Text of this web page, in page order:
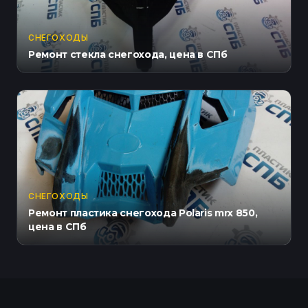
СНЕГОХОДЫ
Ремонт стекла снегохода, цена в СПб
СНЕГОХОДЫ
Ремонт пластика снегохода Polaris mrx 850,
цена в СПб